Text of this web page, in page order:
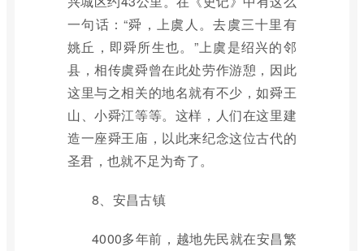
一句话：“舜，上虞人。去虞三十里有
姚丘，即舜所生也。”上虞是绍兴的邻
县，相传虞舜曾在此处劳作游憩，因此
这里与之相关的地名就有不少，如舜王
山、小舜江等等。这样，人们在这里建
造一座舜王庙，以此来纪念这位古代的
圣君，也就不足为奇了。
8、安昌古镇
4000多年前，越地先民就在安昌繁